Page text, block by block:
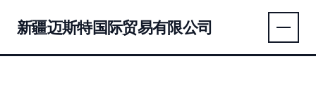
新疆迈斯特国际贸易有限公司